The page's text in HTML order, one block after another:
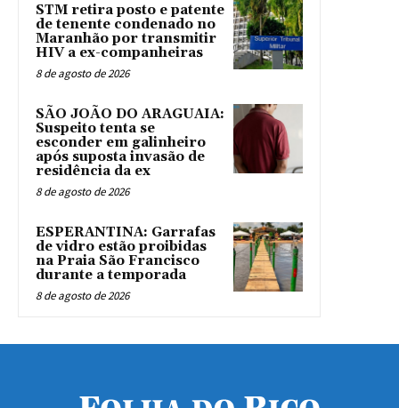
STM retira posto e patente
de tenente condenado no
Maranhão por transmitir
HIV a ex-companheiras
8 de agosto de 2026
SÃO JOÃO DO ARAGUAIA:
Suspeito tenta se
esconder em galinheiro
após suposta invasão de
residência da ex
8 de agosto de 2026
ESPERANTINA: Garrafas
de vidro estão proibidas
na Praia São Francisco
durante a temporada
8 de agosto de 2026